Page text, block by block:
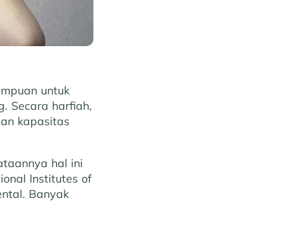
untuk
Secara harfiah,
kapasitas
hal ini
Institutes of
Banyak